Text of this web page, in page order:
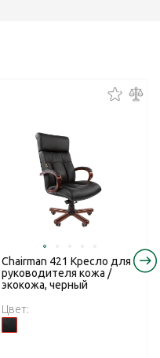
Chairman 421 Кресло для
руководителя кожа /
экокожа, черный
Цвет: